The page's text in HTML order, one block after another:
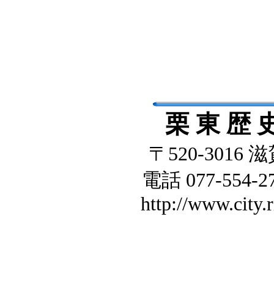
栗 東 歴
〒520-3016
電話 077-554-
http://